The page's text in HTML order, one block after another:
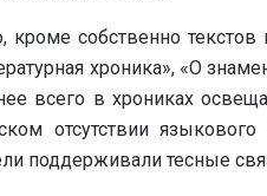
кроме собственно
хроника», «О
всего в хрониках
отсутствии языкового
поддерживали тесные